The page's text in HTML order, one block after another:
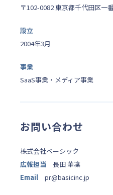
〒102-0082 東京都千代田区一
設立
2004年3月
事業
SaaS事業・メディア事業
お問い合わせ
株式会社ベーシック
広報担当 長田 華凜
Email pr@basicinc.jp